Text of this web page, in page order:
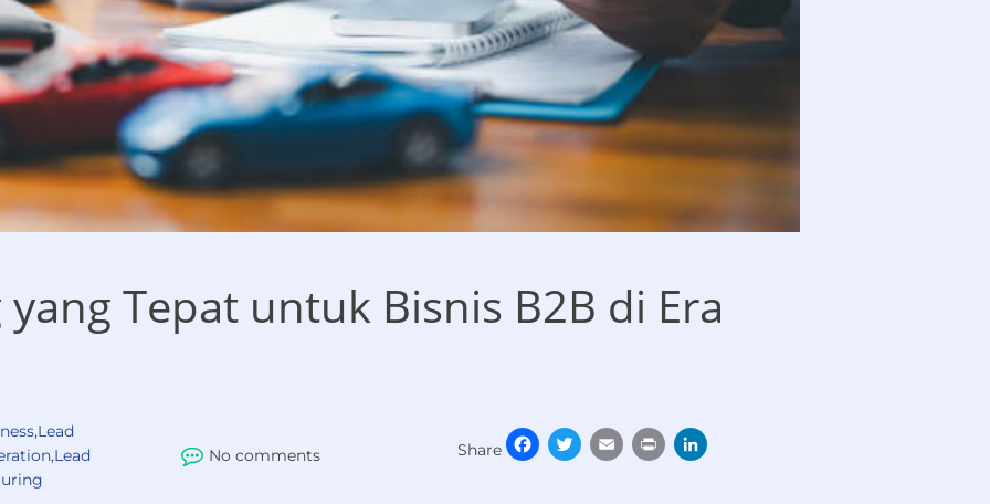
Tepat untuk Bisnis B2B di Era
,Lead
,Lead
No comments Share Facebook
TwitterEmail Print